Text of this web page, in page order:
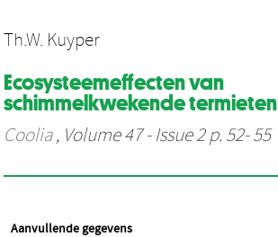
Th.W. Kuyper
Ecosysteemeffecten van
schimmelkwekende termieten
Coolia, Volume 47 - Issue 2 p. 52- 55
Aanvullende gegevens